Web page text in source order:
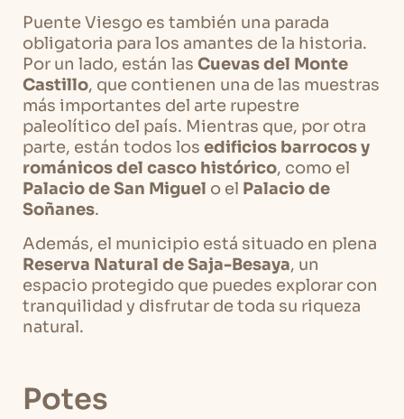
Puente Viesgo es también una parada
obligatoria para los amantes de la historia.
Por un lado, están las Cuevas del Monte
Castillo, que contienen una de las muestras
más importantes del arte rupestre
paleolítico del país. Mientras que, por otra
parte, están todos los edificios barrocos y
románicos del casco histórico, como el
Palacio de San Miguel o el Palacio de
Soñanes.
Además, el municipio está situado en plena
Reserva Natural de Saja-Besaya, un
espacio protegido que puedes explorar con
tranquilidad y disfrutar de toda su riqueza
natural.
Potes